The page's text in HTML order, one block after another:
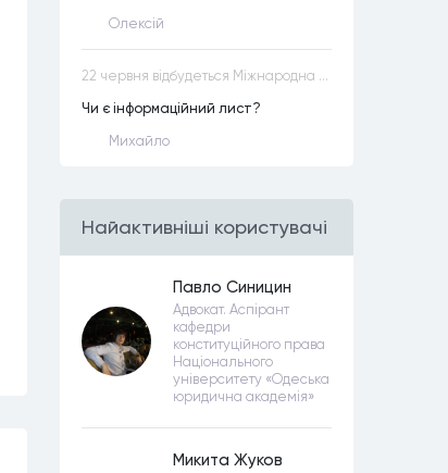
Олексій
22 червня відбудеться Міжнародна науково-практична конференція “Конституційна демократія в умовах загроз територіальній цілісності та національній безпеці”
Чи є інформаційний лист?
Михайло
Найактивнiшi користувачi
Павло Синицин
Адвокат. Аспірант
кафедри
конституційного права
Національного
університету «Одеська
юридична академія»
Микита Жуков